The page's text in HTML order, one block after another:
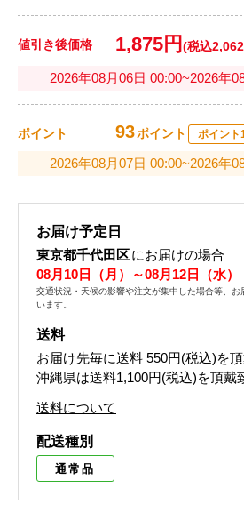
値引き後価格 1,875円 (税込
2026年08月06日 00:00~2026年
ポイント 93ポイント ポイント
2026年08月07日 00:00~2026年
お届け予定日
東京都千代田区にお届けの場合
08月10日（月）～08月12日（水）
交通状況・天候の影響や注文が集中した場合等、
います。
送料
お届け先毎に送料 550円(税込)を
沖縄県は送料1,100円(税込)を頂戴
送料について
配送種別
通常品